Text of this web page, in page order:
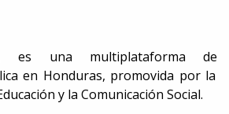
es una multiplataforma de
en Honduras, promovida por la
y la Comunicación Social.